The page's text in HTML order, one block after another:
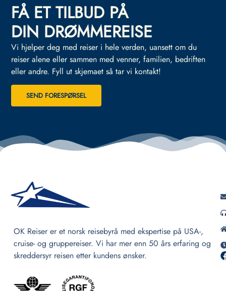
FÅ ET TILBUD PÅ
DIN DRØMMEREISE
Vi hjelper deg med reiser i hele verden, uansett om du
reiser alene eller sammen med venner, familien, bedriften
eller andre. Fyll ut skjemaet så tar vi kontakt!
SEND FORESPØRSEL
OK Reiser er et norsk reisebyrå med ekspertise på USA-,
cruise- og gruppereiser. Vi har mer enn 50 års erfaring og
skreddersyr reisen etter kundens ønsker.